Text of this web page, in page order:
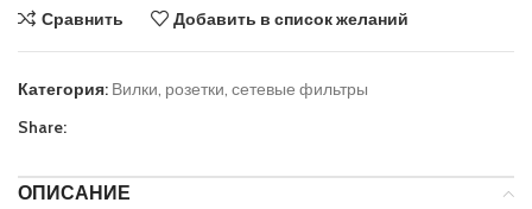
Сравнить Добавить в список желаний
Категория: Вилки, розетки, сетевые фильтры
Share:
ОПИСАНИЕ